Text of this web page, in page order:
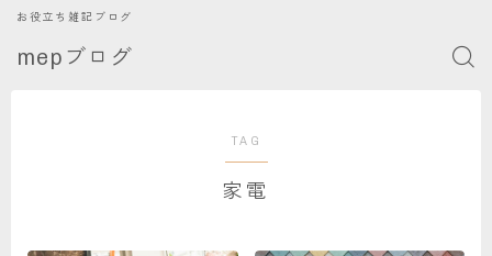
mepブログ
お役立ち雑記ブログ
TAG
家電